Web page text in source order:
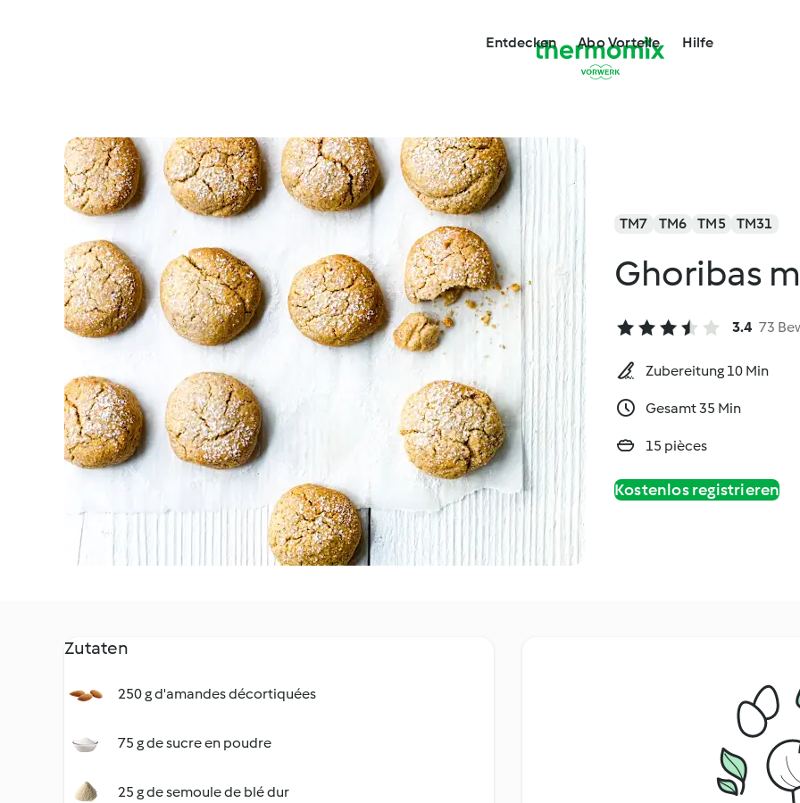
Entdecken Abo Vorteile Hilfe
TM7 TM6 TM5 TM31
Ghoribas
3.4 73
Zubereitung 10 Min
Gesamt 35 Min
15 pièces
Kostenlos registrieren
Zutaten
250 g d'amandes décortiquées
75 g de sucre en poudre
25 g de semoule de blé dur